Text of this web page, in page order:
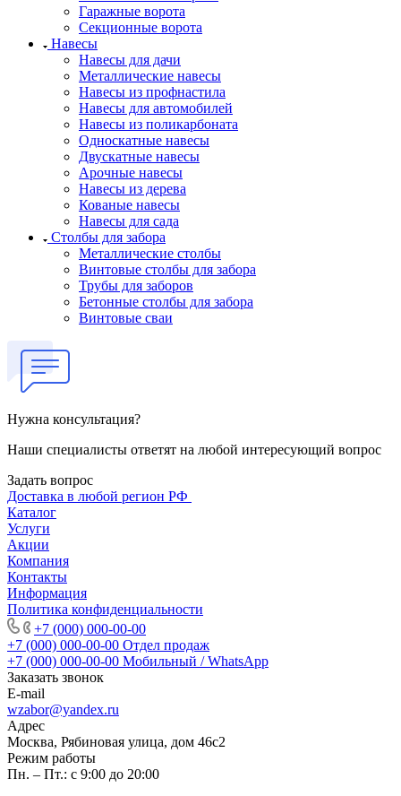
Гаражные ворота
Секционные ворота
Навесы
Навесы для дачи
Металлические навесы
Навесы из профнастила
Навесы для автомобилей
Навесы из поликарбоната
Односкатные навесы
Двускатные навесы
Арочные навесы
Навесы из дерева
Кованые навесы
Навесы для сада
Столбы для забора
Металлические столбы
Винтовые столбы для забора
Трубы для заборов
Бетонные столбы для забора
Винтовые сваи
Нужна консультация?
Наши специалисты ответят на любой интересующий вопрос
Задать вопрос
Доставка в любой регион РФ
Каталог
Услуги
Акции
Компания
Контакты
Информация
Политика конфиденциальности
+7 (000) 000-00-00
+7 (000) 000-00-00 Отдел продаж
+7 (000) 000-00-00 Мобильный / WhatsApp
Заказать звонок
E-mail
wzabor@yandex.ru
Адрес
Москва, Рябиновая улица, дом 46с2
Режим работы
Пн. – Пт.: с 9:00 до 20:00